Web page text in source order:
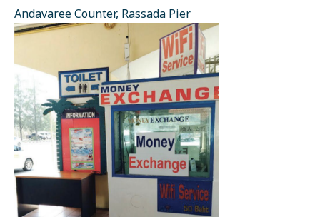
Andavaree Counter, Rassada Pier